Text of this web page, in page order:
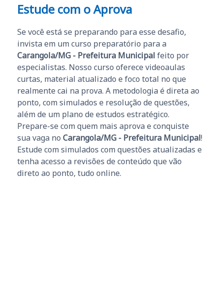
Estude com o Aprova
Se você está se preparando para esse desafio,
invista em um curso preparatório para a
Carangola/MG - Prefeitura Municipal feito por
especialistas. Nosso curso oferece videoaulas
curtas, material atualizado e foco total no que
realmente cai na prova. A metodologia é direta ao
ponto, com simulados e resolução de questões,
além de um plano de estudos estratégico.
Prepare-se com quem mais aprova e conquiste
sua vaga no Carangola/MG - Prefeitura Municipal!
Estude com simulados com questões atualizadas e
tenha acesso a revisões de conteúdo que vão
direto ao ponto, tudo online.